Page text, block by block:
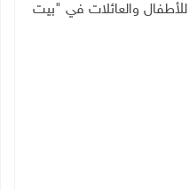
والعائلات في "بيت